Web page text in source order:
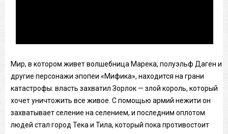
Мир, в котором живет волшебница Марека, полуэльф Даген и
другие персонажи эпопеи «Мифика», находится на грани
катастрофы: власть захватил Зорлок — злой король, который
хочет уничтожить все живое. С помощью армий нежити он
захватывает селение на селением, и последним оплотом
людей стал город Тека и Тила, который пока противостоит